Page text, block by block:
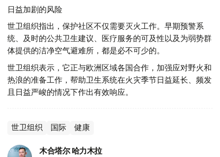
日益加剧的风险
世卫组织指出，保护社区不仅需要灭火工作。早期预警系
统、及时的公共卫生建议、医疗服务的可及性以及为弱势群
体提供的洁净空气避难所，都是必不可少的。
世卫组织表示，它正与欧洲区域各国合作，加强应对野火和
热浪的准备工作，帮助卫生系统在火灾季节日益延长、频发
且日益严峻的情况下作出有效响应。
世卫组织 国际 健康
木合塔尔 哈力木拉